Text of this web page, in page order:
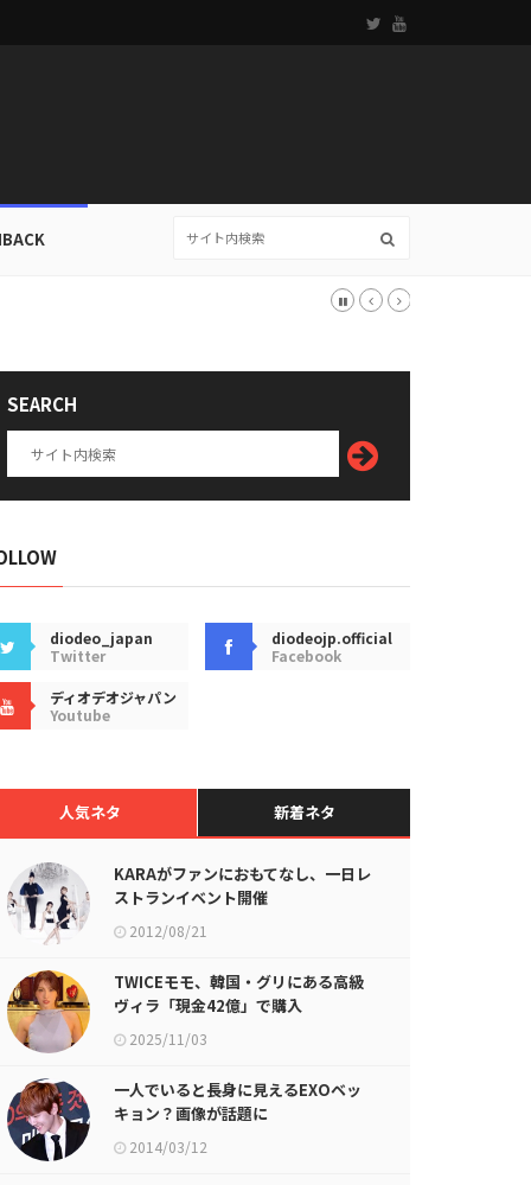
SEARCH
diodeo_japan
Twitter
diodeojp.official
Facebook
ディオデオジャパン
Youtube
人気ネタ 新着ネタ
KARAがファンにおもてなし、一日レ
ストランイベント開催
2012/08/21
TWICEモモ、韓国・グリにある高級
ヴィラ「現金42億」で購入
2025/11/03
一人でいると長身に見えるEXOベッ
キョン？画像が話題に
2014/03/12